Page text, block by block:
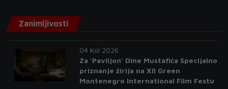
Zanimljivosti
04 Kol 2026
Za 'Paviljon' Dine Mustafića Specijalno
priznanje žirija na XII Green
Montenegro International Film Festu